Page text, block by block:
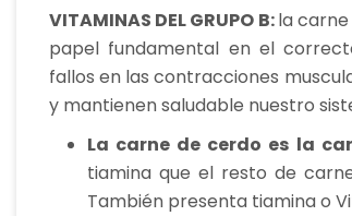
VITAMINAS DEL GRUPO B:la
papel fundamental en el
fallos en las contracciones
y mantienen saludable nuestro
La carne de cerdo es la
tiamina que el resto de
También presenta tiamina o